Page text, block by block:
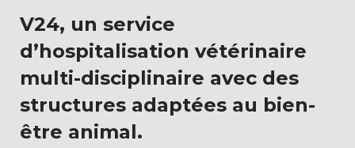
V24, un service
d’hospitalisation vétérinaire
multi-disciplinaire avec des
structures adaptées au bien-
être animal.